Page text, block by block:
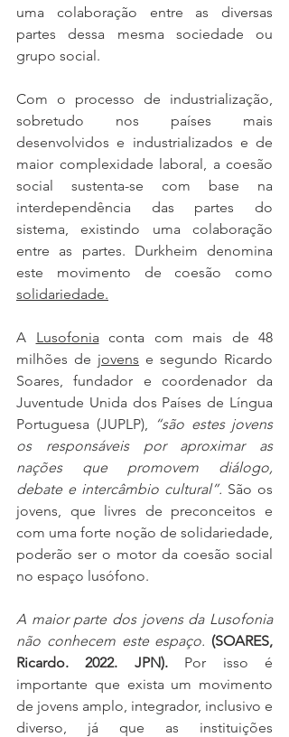
uma colaboração entre as diversas
partes dessa mesma sociedade ou
grupo social.
Com o processo de industrialização,
sobretudo nos países mais
desenvolvidos e industrializados e de
maior complexidade laboral, a coesão
social sustenta-se com base na
interdependência das partes do
sistema, existindo uma colaboração
entre as partes. Durkheim denomina
solidariedade.
A Lusofonia conta com mais de 48
milhões de jovens e segundo Ricardo
Soares, fundador e coordenador da
Juventude Unida dos Países de Língua
Portuguesa (JUPLP),
“são estes jovens
os responsáveis por aproximar as
nações que promovem diálogo,
debate e intercâmbio cultural”. São os
jovens, que livres de preconceitos e
com uma forte noção de solidariedade,
poderão ser o motor da coesão social
no espaço lusófono.
A maior parte dos jovens da Lusofonia
não conhecem este espaço. (SOARES,
Ricardo. 2022. JPN). Por isso é
importante que exista um movimento
de jovens amplo, integrador, inclusivo e
diverso, já que as instituições